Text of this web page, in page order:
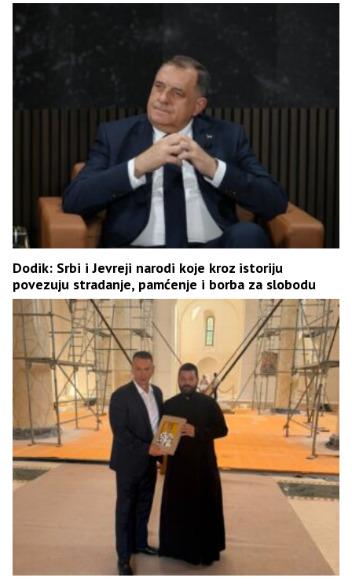
Dodik: Srbi i Јevreji narodi koje kroz istoriju
povezuju stradanje, pamćenje i borba za slobodu